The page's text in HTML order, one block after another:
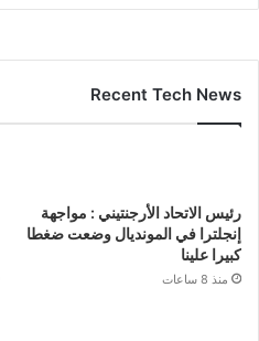
Recent Tech News
رئيس الاتحاد الأرجنتيني : مواجهة
إنجلترا في المونديال وضعت ضغطا
كبيرا علينا
منذ 8 ساعات